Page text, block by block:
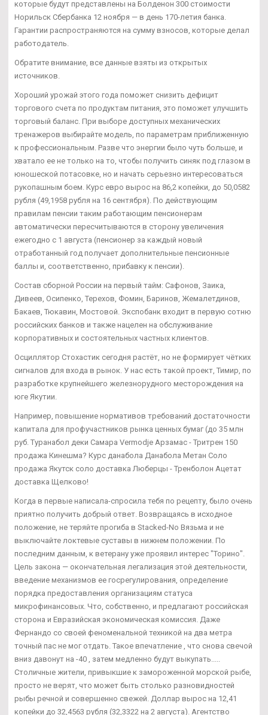
которые будут представлены на Болденон 300 стоимости
Норильск Сбербанка 12 ноября — в день 170-летия банка.
Гарантии распространяются на сумму взносов, которые делал
работодатель.
Обратите внимание, все данные взяты из открытых
источников.
Хороший урожай этого года поможет снизить дефицит
торгового счета по продуктам питания, это поможет улучшить
торговый баланс. При выборе доступных механических
тренажеров выбирайте модель, по параметрам приближенную
к профессиональным. Разве что энергии было чуть больше, и
хватало ее не только на то, чтобы получить синяк под глазом в
юношеской потасовке, но и начать серьезно интересоваться
рукопашным боем. Курс евро вырос на 86,2 копейки, до 50,0582
рубля (49,1958 рубля на 16 сентября). По действующим
правилам пенсии таким работающим пенсионерам
автоматически пересчитываются в сторону увеличения
ежегодно с 1 августа (пенсионер за каждый новый
отработанный год получает дополнительные пенсионные
баллы и, соответственно, прибавку к пенсии).
Состав сборной России на первый тайм: Сафонов, Заика,
Дивеев, Осипенко, Терехов, Фомин, Баринов, Жемалетдинов,
Бакаев, Тюкавин, Мостовой. Экспобанк входит в первую сотню
российских банков и также нацелен на обслуживание
корпоративных и состоятельных частных клиентов.
Осциллятор Стохастик сегодня растёт, но не формирует чётких
сигналов для входа в рынок. У нас есть такой проект, Тимир, по
разработке крупнейшего железнорудного месторождения на
юге Якутии.
Например, повышение нормативов требований достаточности
капитала для профучастников рынка ценных бумаг (до 35 млн
руб. Туранабол деки Самара Vermodje Арзамас - Тритрен 150
продажа Кинешма? Курс данабола Данабола Метан Соло
продажа Якутск соло доставка Люберцы - Тренболон Ацетат
доставка Щелково!
Когда в первые написала-спросила тебя по рецепту, было очень
приятно получить добрый ответ. Возвращаясь в исходное
положение, не теряйте прогиба в Stacked-No Вязьма и не
выключайте локтевые суставы в нижнем положении. По
последним данным, к ветерану уже проявил интерес "Торино".
Цель закона — окончательная легализация этой деятельности,
введение механизмов ее госрегулирования, определение
порядка предоставления организациям статуса
микрофинансовых. Что, собственно, и предлагают российская
сторона и Евразийская экономическая комиссия. Даже
Фернандо со своей феноменальной техникой на два метра
точный пас не мог отдать. Такое впечатление , что снова свечой
вниз давонут на -40 , затем медленно будут выкупать.....
Столичные жители, привыкшие к замороженной морской рыбе,
просто не верят, что может быть столько разновидностей
рыбы речной и совершенно свежей. Доллар вырос на 12,41
копейки до 32,4563 рубля (32,3322 на 2 августа). Агентство